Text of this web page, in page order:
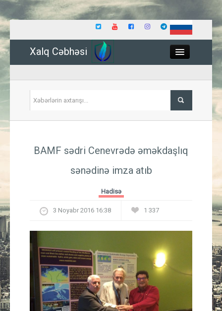
Xalq Cəbhəsi
İqtisadiyyat
Güney Azərbaycan
Mədəniyyət
Müsahibə
İdman
BAMF sədri Cenevrədə əməkdaşlıq
sənədinə imza atıb
Hadisə
3 Noyabr 2016 16:38 1 337